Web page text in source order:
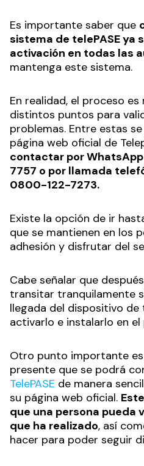
Es importante saber que
sistema de telePASE ya
activación en todas las
mantenga este sistema.
En realidad, el proceso
distintos puntos para
problemas. Entre estas
página web oficial de
contactar por
7757 o por llamada
0800-122-7273.
Existe la opción de ir
que se mantienen en los
adhesión y disfrutar del
Cabe señalar que
transitar tranquilamente
llegada del dispositivo de
activarlo e instalarlo en
Otro punto importante
presente que se podrá
TelePASE de manera
su página web oficial.
que una persona pueda
que ha realizado, así
hacer para poder seguir